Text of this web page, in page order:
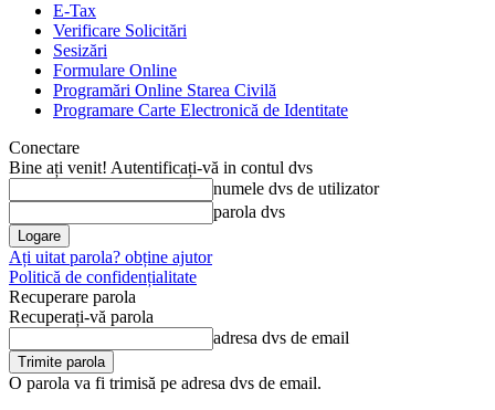
E-Tax
Verificare Solicitări
Sesizări
Formulare Online
Programări Online Starea Civilă
Programare Carte Electronică de Identitate
Conectare
Bine ați venit! Autentificați-vă in contul dvs
numele dvs de utilizator
parola dvs
Ați uitat parola? obține ajutor
Politică de confidențialitate
Recuperare parola
Recuperați-vă parola
adresa dvs de email
O parola va fi trimisă pe adresa dvs de email.